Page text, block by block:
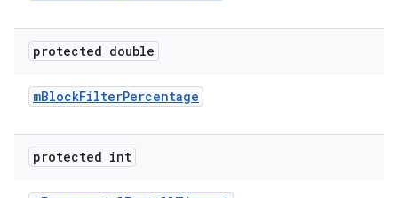
protected double
mBlockFilterPercentage
protected int